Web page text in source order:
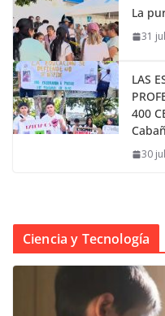
La
31
LAS
400
30
Ciencia y Tecnología